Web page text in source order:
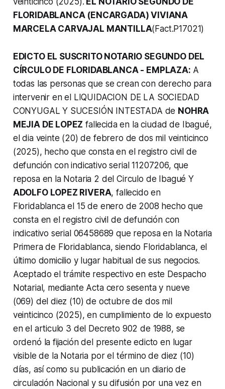
FLORIDABLANCA (ENCARGADA) VIVIANA
MARCELA CARVAJAL MANTILLA(Fact.P17021)
EDICTO EL SUSCRITO NOTARIO SEGUNDO DEL
CÍRCULO DE FLORIDABLANCA - EMPLAZA: A
todas las personas que se crean con derecho para
intervenir en el LIQUIDACION DE LA SOCIEDAD
CONYUGAL Y SUCESIÓN INTESTADA de NOHRA
MEJIA DE LOPEZ fallecida en la ciudad de Ibagué,
el dia veinte (20) de febrero de dos mil veinticinco
(2025), hecho que consta en el registro civil de
defunción con indicativo serial 11207206, que
reposa en la Notaria 2 del Circulo de Ibagué Y
ADOLFO LOPEZ RIVERA, fallecido en
Floridablanca el 15 de enero de 2008 hecho que
consta en el registro civil de defunción con
indicativo serial 06458689 que reposa en la Notaria
Primera de Floridablanca, siendo Floridablanca, el
último domicilio y lugar habitual de sus negocios.
Aceptado el trámite respectivo en este Despacho
Notarial, mediante Acta cero sesenta y nueve
(069) del diez (10) de octubre de dos mil
veinticinco (2025), en cumplimiento de lo expuesto
en el articulo 3 del Decreto 902 de 1988, se
ordenó la fijación del presente edicto en lugar
visible de la Notaria por el término de diez (10)
días, así como su publicación en un diario de
circulación Nacional y su difusión por una vez en